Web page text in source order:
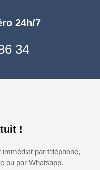
24h/7
34
!
par téléphone,
ou par Whatsapp.